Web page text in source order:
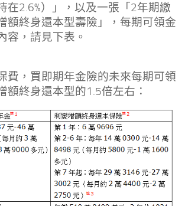
在2.6%）」，以及一張「2年期繳
額終身還本型壽險」，每期可領金
容，請見下表。
費，買即期年金險的未來每期可領
額終身還本型的1.5倍左右：